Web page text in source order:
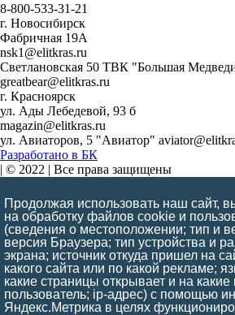
8-800-533-31-21
г. Новосибирск
Фабричная 19А
nsk1@elitkras.ru
Светлановская 50 ТВК "Большая
greatbear@elitkras.ru
г. Красноярск
ул. Ады Лебедевой, 93 б
magazin@elitkras.ru
ул. Авиаторов, 5 "Авиатор"
Разработано в БК
| © 2022 | Все права защищены
Обращаем Ваше внимание на то, что
носит исключительно информационный
характер и ни при каких условиях
и цены, размещенные на сайте, не
определяемой положениями ст. 437 ГК
Заказать обратный звонок
Продолжая использовать наш сайт,
на обработку файлов cookie и
(сведения о местоположении; тип и
версия Браузера; тип устройства и
экрана; источник откуда пришел на
какого сайта или по какой рекламе;
какие страницы открывает и на
пользователь; ip-адрес) с помощью
Яндекс.Метрика в целях